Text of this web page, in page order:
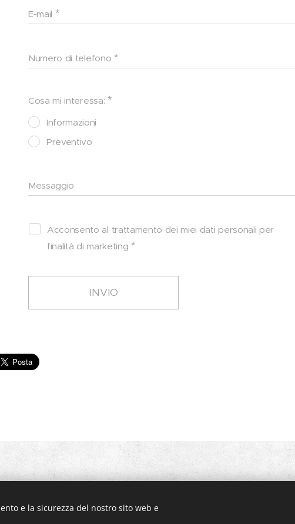
E-mail
Numero di telefono
Cosa mi interessa:
Informazioni
Preventivo
Messaggio
Acconsento al trattamento dei miei dati personali per
finalità di marketing
INVIO
e la sicurezza del nostro sito web e